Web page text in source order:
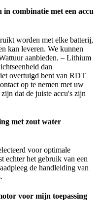
combinatie met een accu
worden met elke batterij,
kan leveren. We kunnen
aanbieden. – Lithium
dan
overtuigd bent van RDT
op te nemen met uw
dat de juiste accu's zijn
met zout water
voor optimale
echter het gebruik van een
de handleiding van
voor mijn toepassing